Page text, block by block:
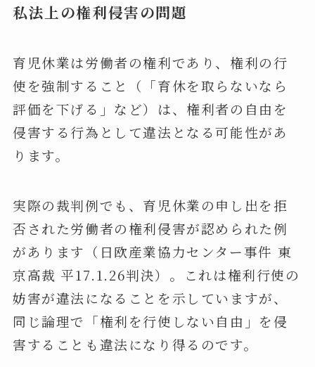
私法上の権利侵害の問題
育児休業は労働者の権利であり、権利の行
使を強制すること（「育休を取らないなら
評価を下げる」など）は、権利者の自由を
侵害する行為として違法となる可能性があ
ります。
実際の裁判例でも、育児休業の申し出を拒
否された労働者の権利侵害が認められた例
があります（日欧産業協力センター事件 東
京高裁 平17.1.26判決）。これは権利行使の
妨害が違法になることを示していますが、
同じ論理で「権利を行使しない自由」を侵
害することも違法になり得るのです。